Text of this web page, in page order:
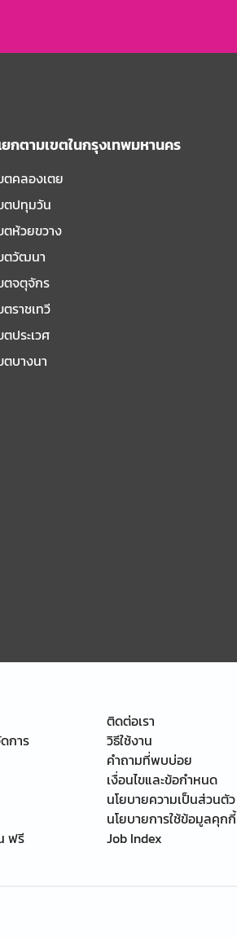
กตามเขตในกรุงเทพมหานคร
ตคลองเตย
ตปทุมวัน
ตห้วยขวาง
ตวัฒนา
ตจตุจักร
ตราชเทวี
ประเวศ
ตบางนา
การ
ฟรี
ติดต่อเรา
วิธีใช้งาน
คำถามที่พบบ่อย
เงื่อนไขและข้อกำหนด
นโยบายความเป็นส่วนตัว
นโยบายการใช้ข้อมูลคุกกี้
Job Index